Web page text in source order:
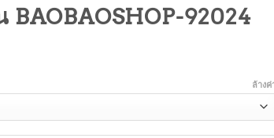
BAOBAOSHOP-92024
ล้างค่